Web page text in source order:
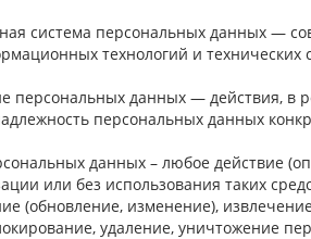
система персональных данных —
технологий и технических
персональных данных — действия, в
персональных данных
данных – любое действие
или без использования таких
(обновление, изменение),
удаление, уничтожение